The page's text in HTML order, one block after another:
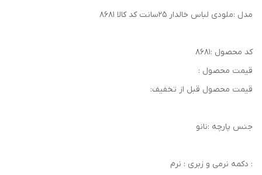
مدل :ملودی لباس خالدار ۲۵سانت کد کالا ۸۶۸۱
کد محصول :۸۶۸۱
قیمت محصول :
قیمت محصول قبل از تخفیف:
جنس پارچه :نانو
: دکمه نرمی و زبری : نرم